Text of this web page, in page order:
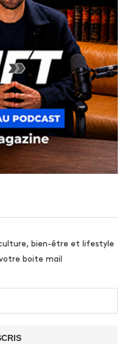
bien-être et lifestyle
boite mail